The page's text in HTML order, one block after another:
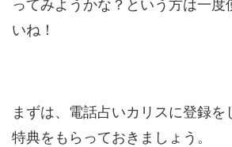
ってみようかな？という方は一度
いね！
まずは、電話占いカリスに登録
特典をもらっておきましょう。